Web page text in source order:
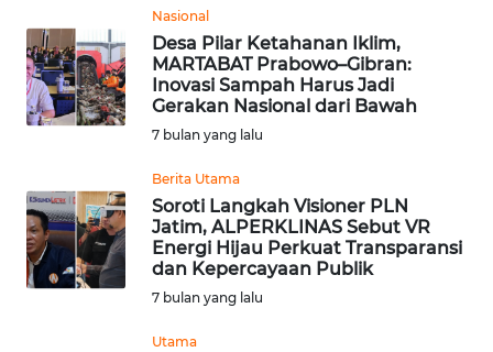
Nasional
Desa Pilar Ketahanan Iklim,
MARTABAT Prabowo–Gibran:
Inovasi Sampah Harus Jadi
Gerakan Nasional dari Bawah
7 bulan yang lalu
Berita Utama
Soroti Langkah Visioner PLN
Jatim, ALPERKLINAS Sebut VR
Energi Hijau Perkuat Transparansi
dan Kepercayaan Publik
7 bulan yang lalu
Utama
TAPANULI
SELATAN
WN
WN
KARO